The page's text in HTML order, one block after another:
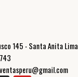
145 - Santa Anita Lima